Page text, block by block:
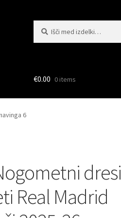
€0.00 0 items
6
dresi
Real Madrid